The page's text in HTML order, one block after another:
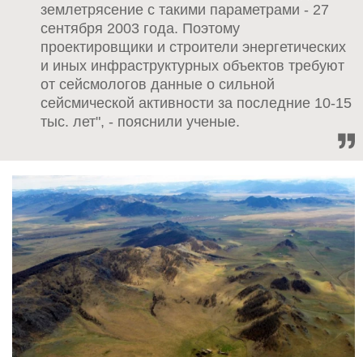
землетрясение с такими параметрами - 27
сентября 2003 года. Поэтому
проектировщики и строители энергетических
и иных инфраструктурных объектов требуют
от сейсмологов данные о сильной
сейсмической активности за последние 10-15
тыс. лет", - пояснили ученые.